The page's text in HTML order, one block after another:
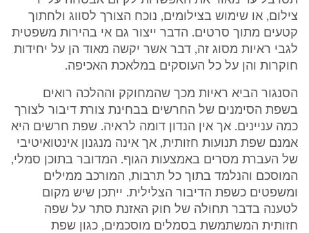
צילום, או שימוש בצילומים, נוכח הצורך לסווג ולחתוך
קטעים מתוך סרטים. הדבר ייצור גם אי בהירות משפטית
לגבי ראיות מסוג זה, דבר אשר יקשה מאוד הן על יחידות
חוקרות והן על כל העוסקים במלאכת האכיפה.
הסנגור הביא ראיות מכך שהמחוקק וההלכה רואים
בשפת הסימנים של החרשים בבחינת צורת דיבור לצורך
כמה עניינים. אך אין הנדון דומה לראיה. שפת חרשים היא
אמנם שפת תנועות חזותית, אך אינה מנגנון אינטואיטיבי
של העברת מסרים באמצעות הגוף. המדובר בתוכן סמלי,
המוסכם והנלמד בתוך כל תרבות, המורכב ממילים
ומשפטים כשפת הדיבור הצלילית. ייתכן שיש מקום
לטענה בדבר תחולה של חוק האזנת סתר על שפה
חזותית המשתמשת בסמלים מוסכמים, כגון שפת